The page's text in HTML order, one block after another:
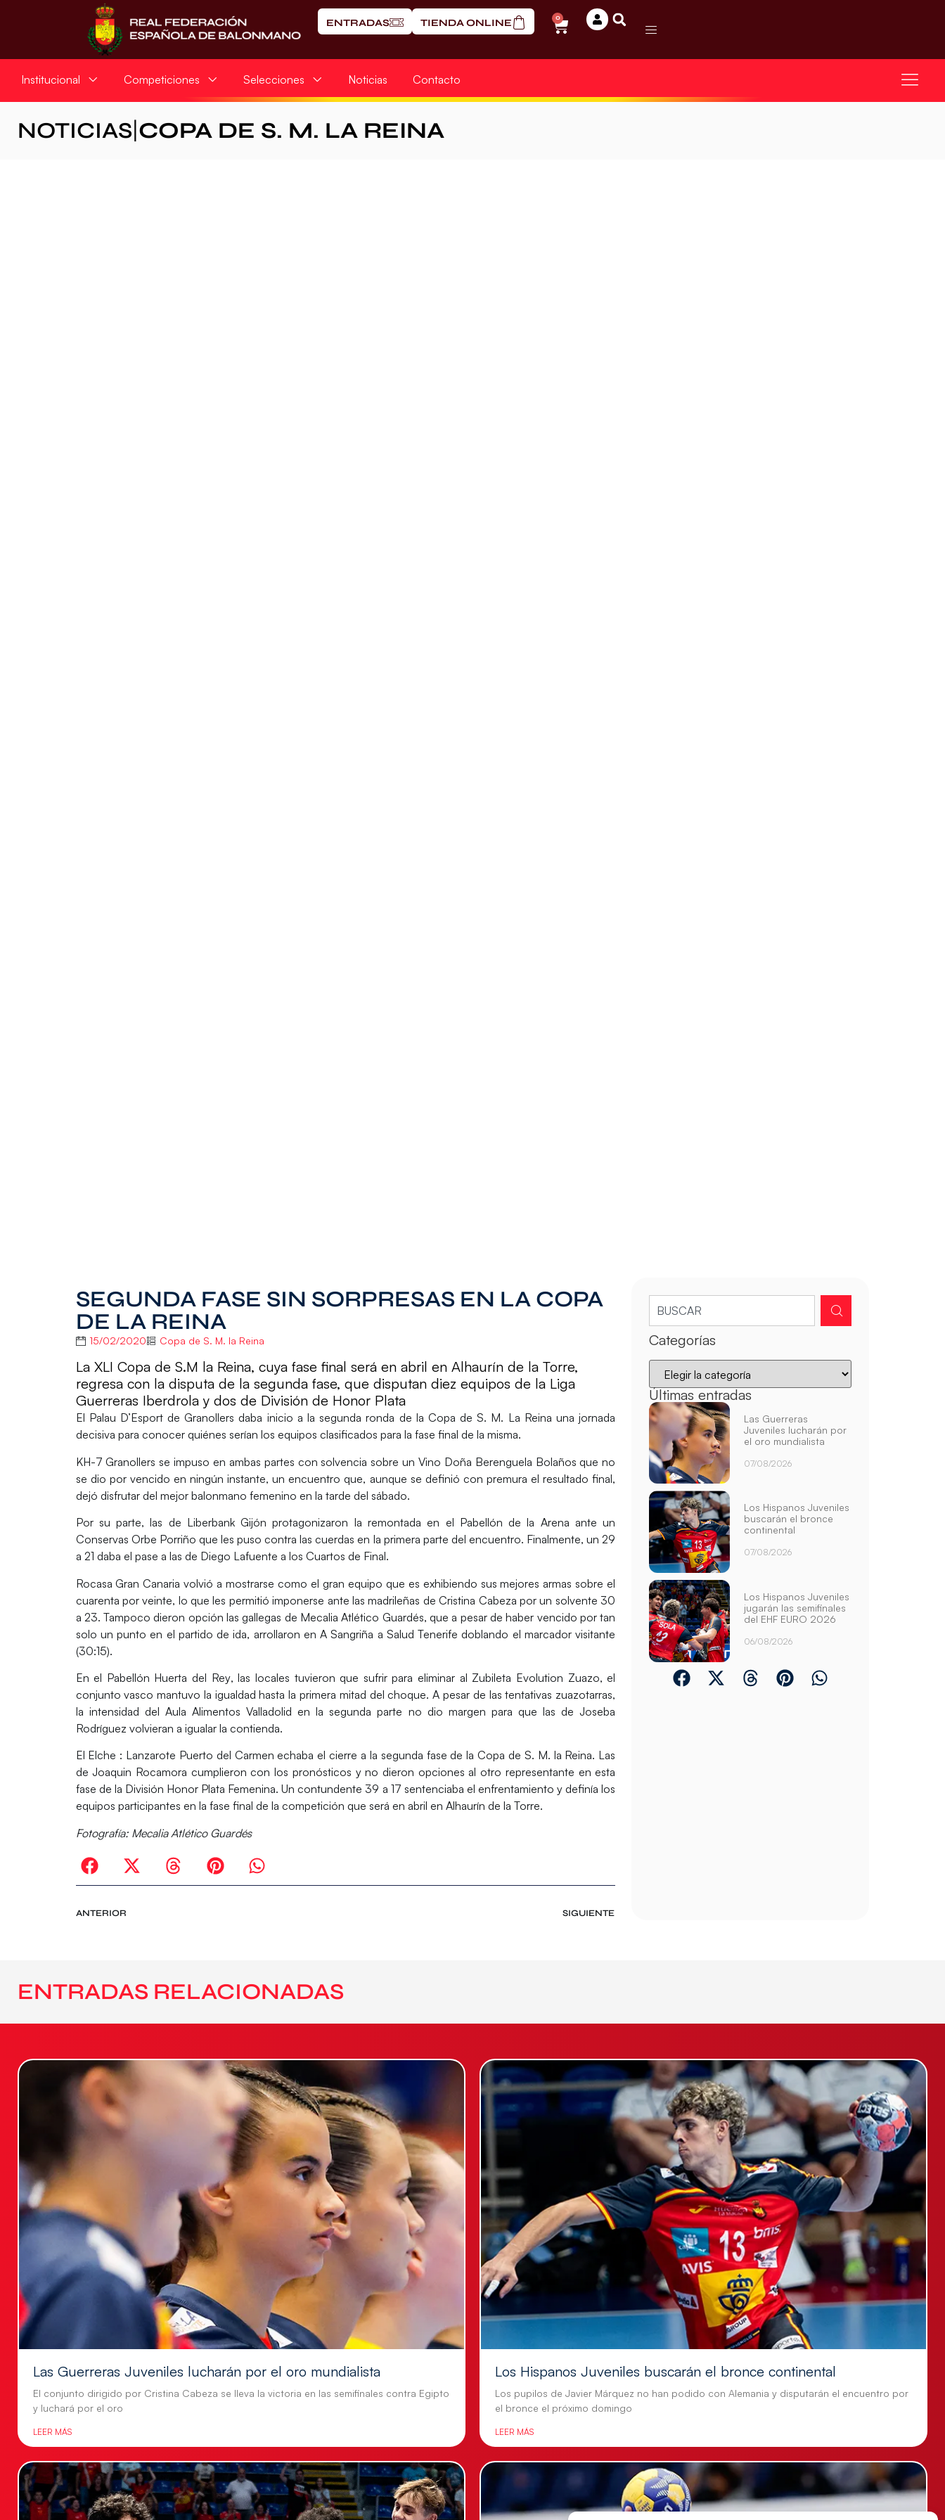
ENTRADAS TIENDA ONLINE 0
Institucional Competiciones Selecciones Noticias Contacto
NOTICIAS COPA DE S. M. LA REINA
SEGUNDA FASE SIN SORPRESAS EN LA COPA
DE LA REINA
15/02/2020 Copa de S. M. la Reina
La XLI Copa de S.M la Reina, cuya fase final será en abril en Alhaurín de la Torre,
regresa con la disputa de la segunda fase, que disputan diez equipos de la Liga
Guerreras Iberdrola y dos de División de Honor Plata
El Palau D’Esport de Granollers daba inicio a la segunda ronda de la Copa de S. M. La Reina una jornada
decisiva para conocer quiénes serían los equipos clasificados para la fase final de la misma.
KH-7 Granollers se impuso en ambas partes con solvencia sobre un Vino Doña Berenguela Bolaños que no
se dio por vencido en ningún instante, un encuentro que, aunque se definió con premura el resultado final,
dejó disfrutar del mejor balonmano femenino en la tarde del sábado.
Por su parte, las de Liberbank Gijón protagonizaron la remontada en el Pabellón de la Arena ante un
Conservas Orbe Porriño que les puso contra las cuerdas en la primera parte del encuentro. Finalmente, un 29
a 21 daba el pase a las de Diego Lafuente a los Cuartos de Final.
Rocasa Gran Canariavolvió a mostrarse como el gran equipo que es exhibiendo sus mejores armas sobre el
cuarenta por veinte, lo que les permitió imponerse ante las madrileñas deCristina Cabeza por un solvente 30
a 23. Tampoco dieron opción las gallegas de Mecalia Atlético Guardés, que a pesar de haber vencido por tan
solo un punto en el partido de ida, arrollaron enA Sangriña a Salud Tenerife doblando el marcador visitante
(30:15).
En el Pabellón Huerta del Rey, las locales tuvieron que sufrir para eliminar al Zubileta Evolution Zuazo, el
conjunto vasco mantuvo la igualdad hasta la primera mitad del choque. A pesar de las tentativas zuazotarras,
la intensidad del Aula Alimentos Valladolid en la segunda parte no dio margen para que las de Joseba
Rodríguez volvieran a igualar la contienda.
El Elche : Lanzarote Puerto del Carmen echaba el cierre a la segunda fase de la Copa de S. M. la Reina. Las
deJoaquin Rocamora cumplieron con los pronósticos y no dieron opciones al otro representante en esta
fase de la División Honor Plata Femenina. Un contundente 39 a 17 sentenciaba el enfrentamiento y definía los
equipos participantes en la fase final de la competición que será en abril en Alhaurín de la Torre.
Fotografía: Mecalia Atlético Guardés
ANTERIOR SIGUIENTE
Categorías
Últimas entradas
Las Guerreras
Juveniles lucharán por
el oro mundialista
07/08/2026
Los Hispanos Juveniles
buscarán el bronce
continental
07/08/2026
Los Hispanos Juveniles
jugarán las semifinales
del EHF EURO 2026
06/08/2026
ENTRADAS RELACIONADAS
Las Guerreras Juveniles lucharán por el oro mundialista
El conjunto dirigido por Cristina Cabeza se lleva la victoria en las semifinales contra Egipto
y luchará por el oro
LEER MÁS
Los Hispanos Juveniles buscarán el bronce continental
Los pupilos de Javier Márquez no han podido con Alemania y disputarán el encuentro por
el bronce el próximo domingo
LEER MÁS